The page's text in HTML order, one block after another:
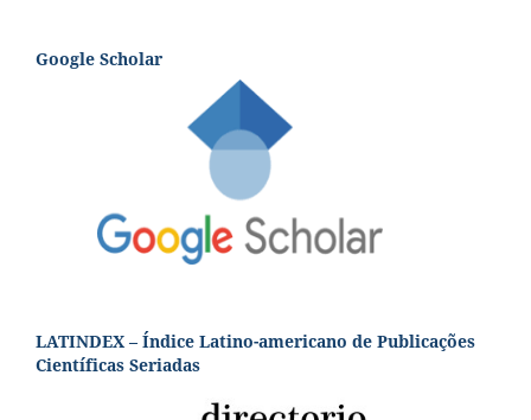
Google Scholar
LATINDEX – Índice Latino-americano de Publicações
Científicas Seriadas